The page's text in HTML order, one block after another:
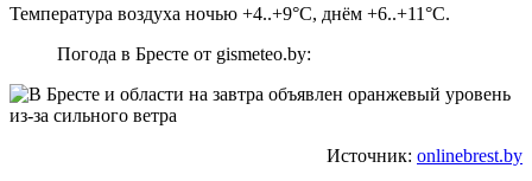
Температура воздуха ночью +4..+9°С, днём +6..+11°С.
Погода в Бресте от gismeteo.by:
Источник: onlinebrest.by